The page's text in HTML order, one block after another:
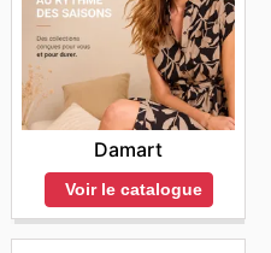
fr-fr/
Damart
Voir le catalogue